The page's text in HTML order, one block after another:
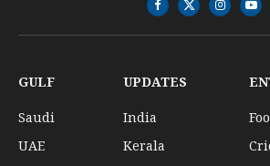
Facebook
X
(Twitter)
GULF
Saudi
UAE
UPDATES
India
Kerala